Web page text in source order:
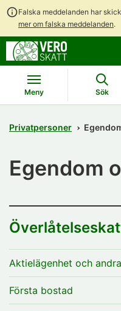
Falska meddelanden har
mer om falska meddelanden.
Meny Sök
Privatpersoner
Egendom
Aktielägenhet och
Första bostad